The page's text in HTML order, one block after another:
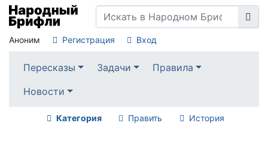
Аноним Регистрация Вход
Пересказы Задачи
Правила
Новости
Категория Править История